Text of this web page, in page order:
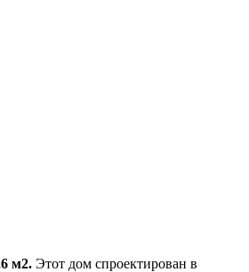
м2. Этот дом спроектирован в